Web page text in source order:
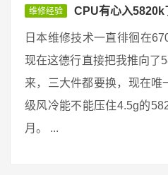
维修经验 CPU有心入5820k
日本维修技术一直徘徊在
现在这德行直接把我推向了
来，三大件都要换，现在唯
级风冷能不能压住4.5g的
月。 ...